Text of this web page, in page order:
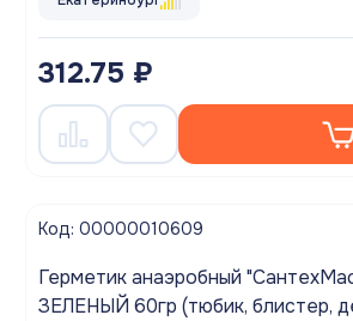
312.75 ₽
Код: 00000010609
Герметик анаэробный
ЗЕЛЕНЫЙ 60гр (тюбик, блистер,